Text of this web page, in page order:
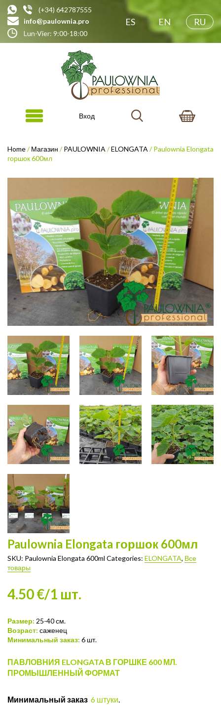
(+34) 642787555
info@paulownia.pro
Lun-Vier: 9:00-18:00
ES EN RU
Вход
Home/Магазин /PAULOWNIA/ELONGATA/ Paulownia Elongata
горшок 600мл
Paulownia Elongata горшок 600мл
SKU: Paulownia Elongata 600ml Categories: ELONGATA, Все
товары
4.50 €/1 шт.
Размер: 25-40 см.
Возраст: саженец
Минимальный заказ: 6 шт.
ПАВЛОВНИЯ ELONGATA В ГОРШКЕ 600 МЛ.
ПРОМЫШЛЕННЫЙ ФОРМАТ
Минимальный заказ 6 штуки.